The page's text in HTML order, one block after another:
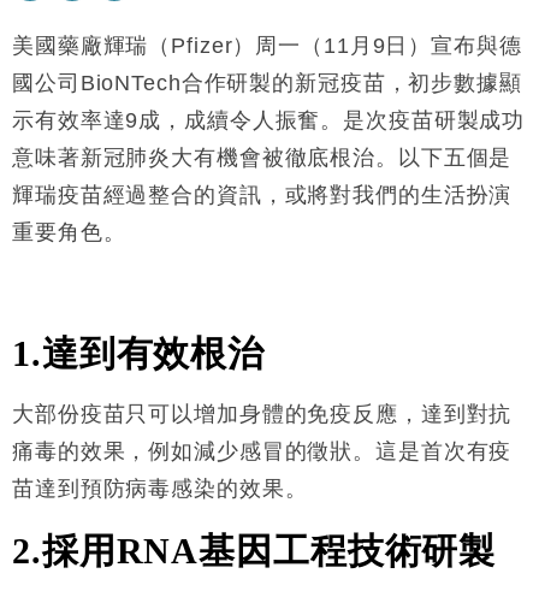
損失近6900萬元
16:05
財經｜日經失守6.5萬點後回穩 全周仍升近2%
粦接任
15:11
財經｜韓股反覆波動收跌 連挫7周創逾3年最長跌勢
日圓干預創新高
張
15:59
財經｜SA售股自救後再出手 斥4億美元押注未上市公
司
美國藥廠輝瑞（Pfizer）周一（11月9日）宣布與德
國公司BioNTech合作研製的新冠疫苗，初步數據顯
示有效率達9成，成續令人振奮。是次疫苗研製成功
意味著新冠肺炎大有機會被徹底根治。以下五個是
輝瑞疫苗經過整合的資訊，或將對我們的生活扮演
重要角色。
1.達到有效根治
大部份疫苗只可以增加身體的免疫反應，達到對抗
痛毒的效果，例如減少感冒的徵狀。這是首次有疫
苗達到預防病毒感染的效果。
2.採用RNA基因工程技術研製